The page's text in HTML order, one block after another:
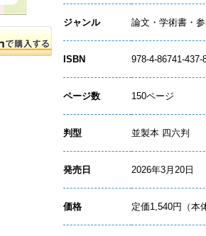
ジャンル 論文・学術書・
ISBN 978-4-86741-437-
ページ数 150ページ
判型 並製本 四六判
発売日 2026年3月20日
価格 定価1,540円（本